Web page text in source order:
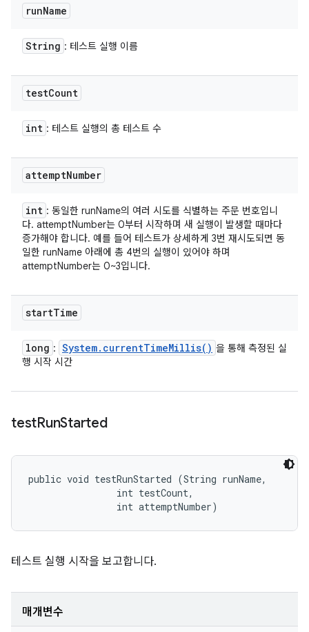
runName
String : 테스트 실행 이름
testCount
int : 테스트 실행의 총 테스트 수
attemptNumber
int : 동일한 runName의 여러 시도를 식별하는 주문 번호입니
다. attemptNumber는 0부터 시작하며 새 실행이 발생할 때마다
증가해야 합니다. 예를 들어 테스트가 상세하게 3번 재시도되면 동
일한 runName 아래에 총 4번의 실행이 있어야 하며
attemptNumber는 0~3입니다.
startTime
long : System. currentTimeMillis( ) 을 통해 측정된 실
행 시작 시간
testRunStarted
public void testRunStarted (String runName,
                int testCount,
                int attemptNumber)
테스트 실행 시작을 보고합니다.
매개변수